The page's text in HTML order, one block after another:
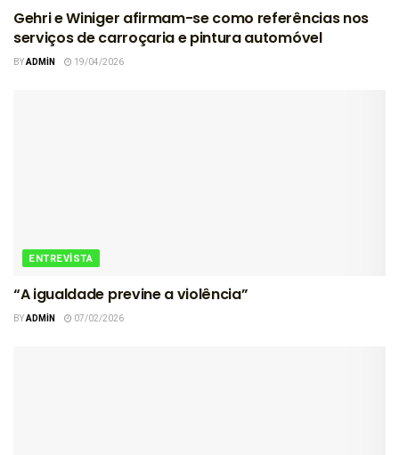
Gehri e Winiger afirmam-se como referências nos
serviços de carroçaria e pintura automóvel
BYADMIN 19/04/2026
ENTREVISTA
“A igualdade previne a violência”
BYADMIN 07/02/2026